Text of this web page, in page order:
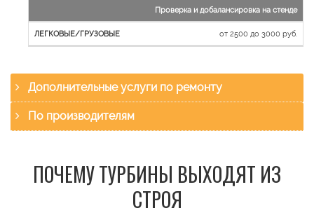
Проверка и добалансировка на стенде
от 2500 до 3000 руб.
Дополнительные услуги по ремонту
По производителям
ПОЧЕМУ ТУРБИНЫ ВЫХОДЯТ ИЗ
СТРОЯ